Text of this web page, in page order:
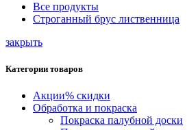
Все продукты
Строганный брус лиственница
закрыть
Категории товаров
Акции% скидки
Обработка и покраска
Покраска палубной доски